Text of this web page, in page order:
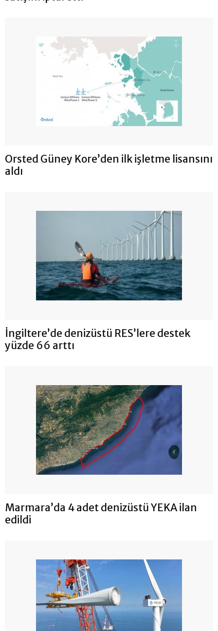
Orsted Güney Kore’den ilk işletme lisansını
aldı
İngiltere’de denizüstü RES’lere destek
yüzde 66 arttı
Marmara’da 4 adet denizüstü YEKA ilan
edildi